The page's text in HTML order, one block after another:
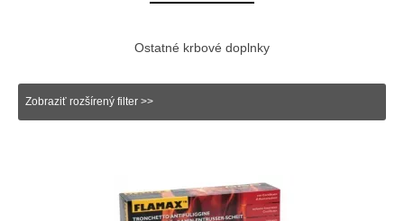
Ostatné krbové doplnky
Zobraziť rozšírený filter >>